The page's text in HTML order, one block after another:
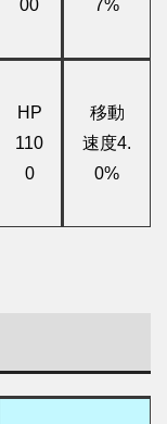
00 7%
HP
110
0
移動
速度4.
0%